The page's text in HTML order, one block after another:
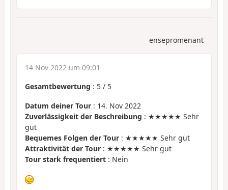
ensepromenant
14 Nov 2022 um 09:01
Gesamtbewertung : 5 / 5
Datum deiner Tour : 14. Nov 2022
Zuverlässigkeit der Beschreibung : ★★★★★ Sehr
gut
Bequemes Folgen der Tour : ★★★★★ Sehr gut
Attraktivität der Tour : ★★★★★ Sehr gut
Tour stark frequentiert : Nein